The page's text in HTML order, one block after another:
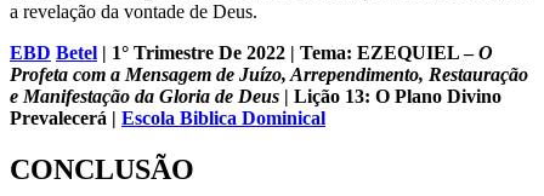
a revelação da vontade de Deus.
EBD Betel | 1° Trimestre De 2022 | Tema: EZEQUIEL –O
Profeta com a Mensagem de Juízo, Arrependimento, Restauração
e Manifestação da Gloria de Deus | Lição 13: O Plano Divino
Prevalecerá | Escola Biblica Dominical
CONCLUSÃO